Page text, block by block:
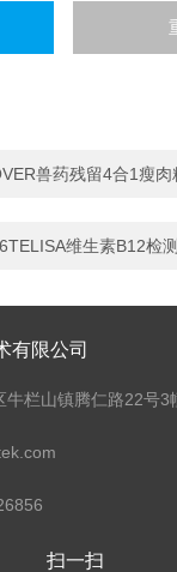
兽药残留4合1瘦肉
维生素B12检
有限公司
牛栏山镇腾仁路22号3
扫一扫